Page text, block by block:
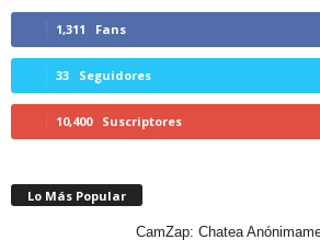
1,311 Fans
33 Seguidores
10,400 Suscriptores
Lo Más Popular
CamZap: Chatea